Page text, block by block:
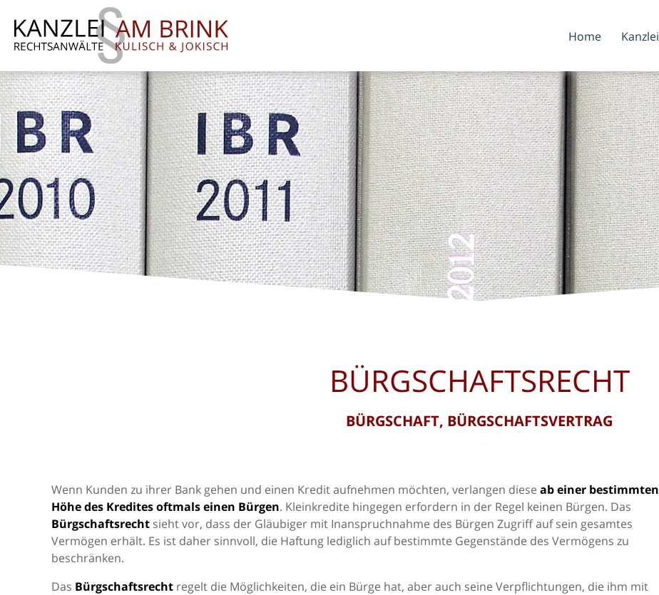
Home Kanzlei
BÜRGSCHAFTSRECHT
BÜRGSCHAFT, BÜRGSCHAFTSVERTRAG
Wenn Kunden zu ihrer Bank gehen und einen Kredit aufnehmen möchten, verlangen diese ab einer bestimmten
Höhe des Kredites oftmals einen Bürgen. Kleinkredite hingegen erfordern in der Regel keinen Bürgen. Das
Bürgschaftsrecht sieht vor, dass der Gläubiger mit Inanspruchnahme des Bürgen Zugriff auf sein gesamtes
Vermögen erhält. Es ist daher sinnvoll, die Haftung lediglich auf bestimmte Gegenstände des Vermögens zu
beschränken.
Das Bürgschaftsrecht regelt die Möglichkeiten, die ein Bürge hat, aber auch seine Verpflichtungen, die ihm mit